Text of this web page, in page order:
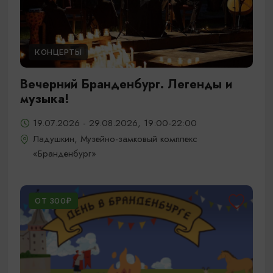
КОНЦЕРТЫ
Вечерний Бранденбург. Легенды и
музыка!
19.07.2026 - 29.08.2026, 19:00-22:00
Ладушкин, Музейно-замковый комплекс
«Бранденбург»
ОТ 300₽